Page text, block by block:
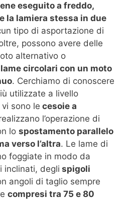
eseguito a freddo,
la lamiera stessa in due
tipo di asportazione di
possono avere delle
alternativo o
lame circolari con un moto
. Cerchiamo di conoscere
utilizzate a livello
sono le cesoie a
l’operazione di
lo spostamento parallelo
verso l’altra. Le lame di
foggiate in modo da
inclinati, degli spigoli
angoli di taglio sempre
compresi tra 75 e 80